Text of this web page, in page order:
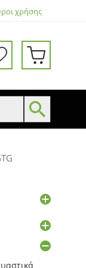
χρήσης